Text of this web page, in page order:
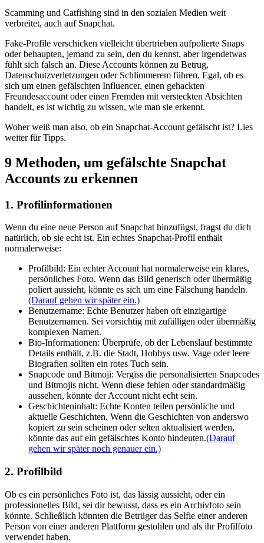
Scamming und Catfishing sind in den sozialen Medien weit
verbreitet, auch auf Snapchat.
Fake-Profile verschicken vielleicht übertrieben aufpolierte Snaps
oder behaupten, jemand zu sein, den du kennst, aber irgendetwas
fühlt sich falsch an. Diese Accounts können zu Betrug,
Datenschutzverletzungen oder Schlimmerem führen. Egal, ob es
sich um einen gefälschten Influencer, einen gehackten
Freundesaccount oder einen Fremden mit versteckten Absichten
handelt, es ist wichtig zu wissen, wie man sie erkennt.
Woher weiß man also, ob ein Snapchat-Account gefälscht ist? Lies
weiter für Tipps.
9 Methoden, um gefälschte Snapchat
Accounts zu erkennen
1. Profilinformationen
Wenn du eine neue Person auf Snapchat hinzufügst, fragst du dich
natürlich, ob sie echt ist. Ein echtes Snapchat-Profil enthält
normalerweise:
Profilbild: Ein echter Account hat normalerweise ein klares,
persönliches Foto. Wenn das Bild generisch oder übermäßig
poliert aussieht, könnte es sich um eine Fälschung handeln.
(Darauf gehen wir später ein.)
Benutzername: Echte Benutzer haben oft einzigartige
Benutzernamen. Sei vorsichtig mit zufälligen oder übermäßig
komplexen Namen.
Bio-Informationen: Überprüfe, ob der Lebenslauf bestimmte
Details enthält, z.B. die Stadt, Hobbys usw. Vage oder leere
Biografien sollten ein rotes Tuch sein.
Snapcode und Bitmoji: Vergiss die personalisierten Snapcodes
und Bitmojis nicht. Wenn diese fehlen oder standardmäßig
aussehen, könnte der Account nicht echt sein.
Geschichteninhalt: Echte Konten teilen persönliche und
aktuelle Geschichten. Wenn die Geschichten von anderswo
kopiert zu sein scheinen oder selten aktualisiert werden,
könnte das auf ein gefälschtes Konto hindeuten.(Darauf
gehen wir später noch genauer ein.)
2. Profilbild
Ob es ein persönliches Foto ist, das lässig aussieht, oder ein
professionelles Bild, sei dir bewusst, dass es ein Archivfoto sein
könnte. Schließlich könnten die Betrüger das Selfie einer anderen
Person von einer anderen Plattform gestohlen und als ihr Profilfoto
verwendet haben.